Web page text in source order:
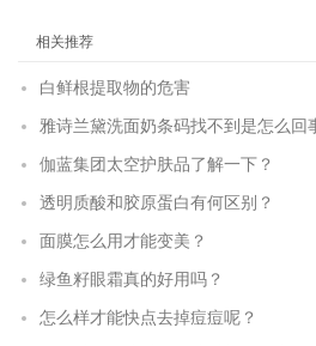
相关推荐
白鲜根提取物的危害
雅诗兰黛洗面奶条码找不到是怎么回
伽蓝集团太空护肤品了解一下？
透明质酸和胶原蛋白有何区别？
面膜怎么用才能变美？
绿鱼籽眼霜真的好用吗？
怎么样才能快点去掉痘痘呢？